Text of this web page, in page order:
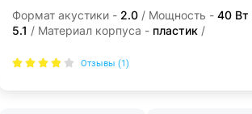
Формат акустики - 2.0 / Мощность - 40 Вт
5.1 / Материал корпуса - пластик /
Отзывы (1)